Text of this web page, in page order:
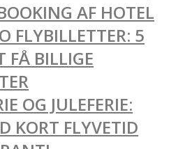
AF HOTEL
FLYBILLETTER: 5
FÅ BILLIGE
OG JULEFERIE:
KORT FLYVETID